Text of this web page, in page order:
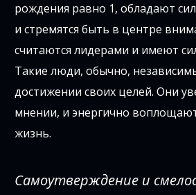
рождения равно 1, обладают
и стремятся быть в центре
считаются лидерами и имеют
Такие люди, обычно,
достижении своих целей. Они
мнении, и энергично
жизнь.
Самоутверждение и